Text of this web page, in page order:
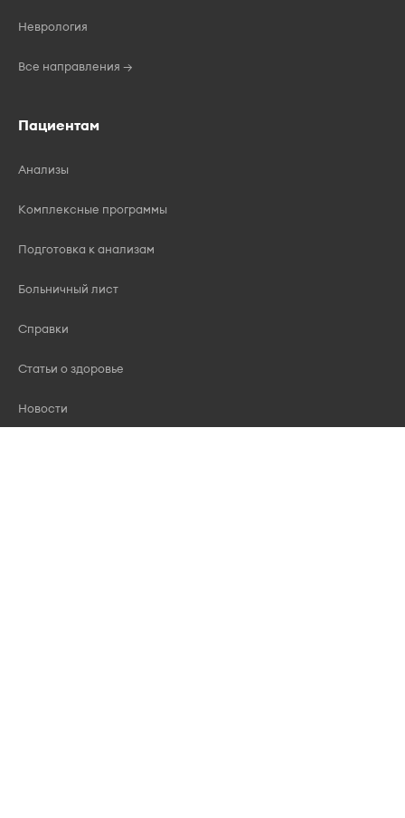
Неврология
Все направления →
Пациентам
Анализы
Комплексные программы
Подготовка к анализам
Больничный лист
Справки
Статьи о здоровье
Новости